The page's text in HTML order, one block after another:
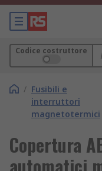
Codice costruttore
/ Fusibili e
interruttori
magnetotermici
Copertura